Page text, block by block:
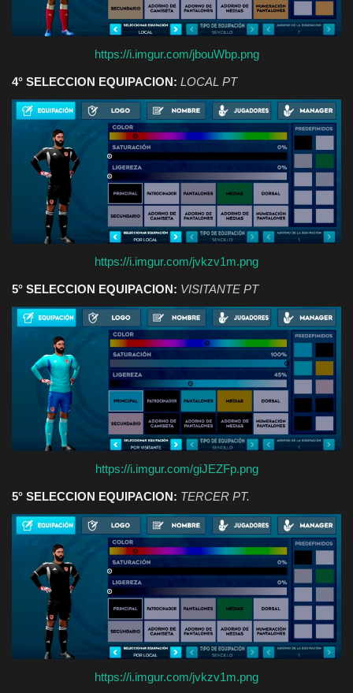
https://i.imgur.com/jbouWbp.png
4° SELECCION EQUIPACION: LOCAL PT
https://i.imgur.com/jvkzv1m.png
5° SELECCION EQUIPACION: VISITANTE PT
https://i.imgur.com/giJEZFp.png
5° SELECCION EQUIPACION: TERCER PT.
https://i.imgur.com/jvkzv1m.png